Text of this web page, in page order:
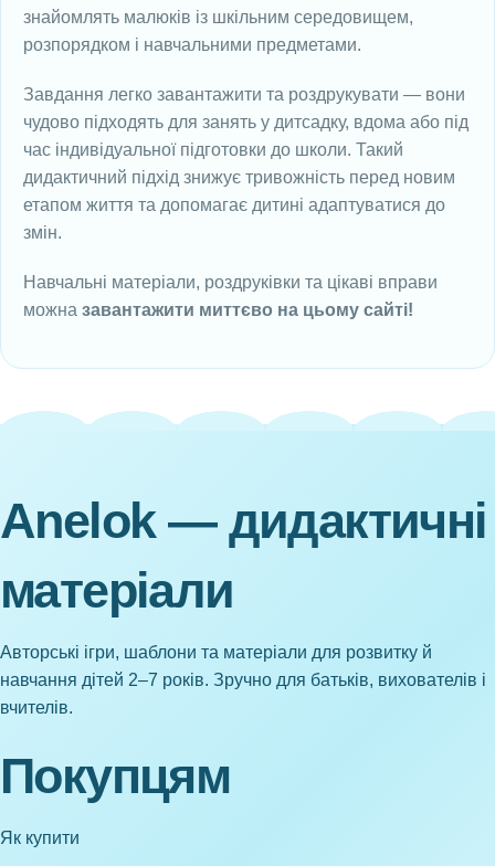
знайомлять малюків із шкільним середовищем,
розпорядком і навчальними предметами.
Завдання легко завантажити та роздрукувати — вони
чудово підходять для занять у дитсадку, вдома або під
час індивідуальної підготовки до школи. Такий
дидактичний підхід знижує тривожність перед новим
етапом життя та допомагає дитині адаптуватися до
змін.
Навчальні матеріали, роздруківки та цікаві вправи
можна завантажити миттєво на цьому сайті!
Anelok — дидактичні
матеріали
Авторські ігри, шаблони та матеріали для розвитку й
навчання дітей 2–7 років. Зручно для батьків, вихователів і
вчителів.
Покупцям
Як купити